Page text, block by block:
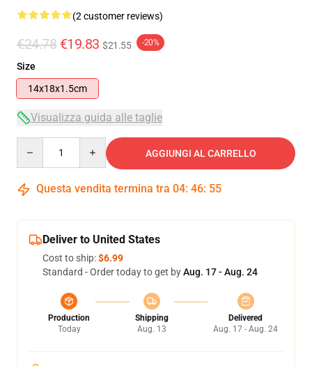
(2 customer reviews)
€24.78 €19.83 $21.55 -20%
Size
14x18x1.5cm
Visualizza guida alle taglie
AGGIUNGI AL CARRELLO
Questa vendita termina tra 04: 46: 54
Deliver to United States
Cost to ship:$6.99
Standard - Order today to get byAug. 17 - Aug. 24
Production
Today
Shipping
Aug. 13
Delivered
Aug. 17 - Aug. 24